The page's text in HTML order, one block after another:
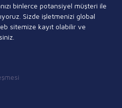
binlerce potansiyel müşteri ile
Sizde işletmenizi global
sitemize kayıt olabilir ve